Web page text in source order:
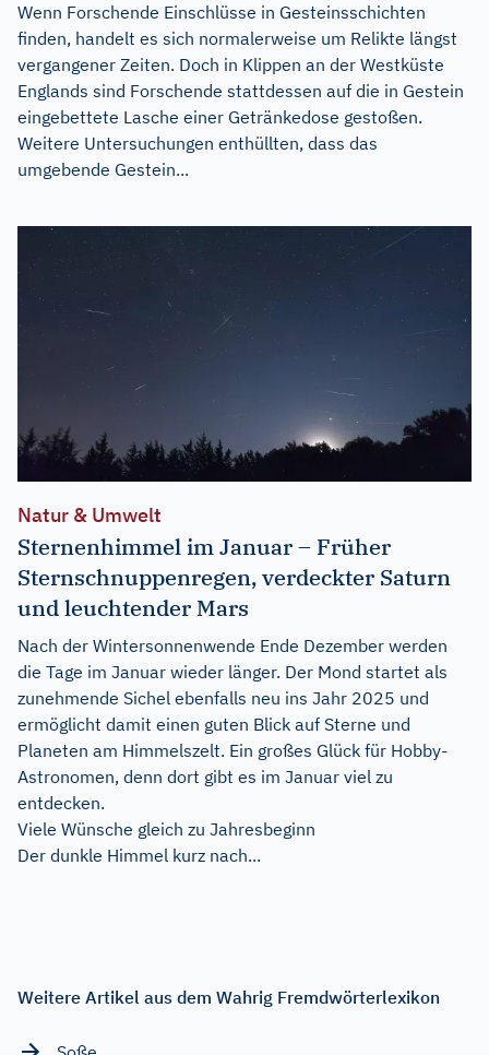
Wenn Forschende Einschlüsse in Gesteinsschichten
finden, handelt es sich normalerweise um Relikte längst
vergangener Zeiten. Doch in Klippen an der Westküste
Englands sind Forschende stattdessen auf die in Gestein
eingebettete Lasche einer Getränkedose gestoßen.
Weitere Untersuchungen enthüllten, dass das
umgebende Gestein...
Natur & Umwelt
Sternenhimmel im Januar – Früher
Sternschnuppenregen, verdeckter Saturn
und leuchtender Mars
Nach der Wintersonnenwende Ende Dezember werden
die Tage im Januar wieder länger. Der Mond startet als
zunehmende Sichel ebenfalls neu ins Jahr 2025 und
ermöglicht damit einen guten Blick auf Sterne und
Planeten am Himmelszelt. Ein großes Glück für Hobby-
Astronomen, denn dort gibt es im Januar viel zu
entdecken.
Viele Wünsche gleich zu Jahresbeginn
Der dunkle Himmel kurz nach...
Weitere Artikel aus dem Wahrig Fremdwörterlexikon